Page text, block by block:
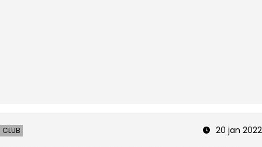
CLUB 20 jan 2022